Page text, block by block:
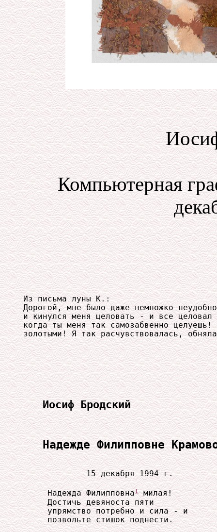
Компьютерная
Из письма луны К.:
Дорогой, мне было даже немножко
и кинулся меня целовать - и все
когда ты меня так самозабвенно
золотыми! Я так расчувствовалась,
Иосиф Бродский
Надежде Филипповне
             15 декабря 1994 г.
     Надежда Филипповна
1 милая!
     Достичь девяноста пяти
     упрямство потребно и сила - и
     позвольте стишок поднести.